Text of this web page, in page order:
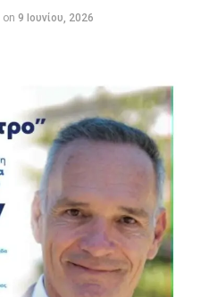
on 9 Ιουνίου, 2026